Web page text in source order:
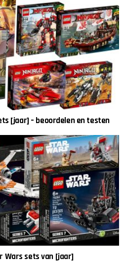
[jaar] – beoordelen en testen
Wars sets van [jaar]